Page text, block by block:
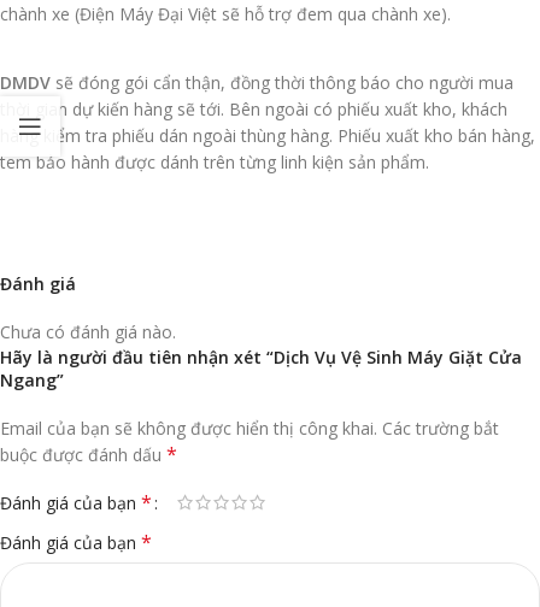
chành xe (Điện Máy Đại Việt sẽ hỗ trợ đem qua chành xe).
DMDV sẽ đóng gói cẩn thận, đồng thời thông báo cho người mua
thời gian dự kiến hàng sẽ tới. Bên ngoài có phiếu xuất kho, khách
hàng kiểm tra phiếu dán ngoài thùng hàng. Phiếu xuất kho bán hàng,
tem bảo hành được dánh trên từng linh kiện sản phẩm.
Đánh giá
Chưa có đánh giá nào.
Hãy là người đầu tiên nhận xét “Dịch Vụ Vệ Sinh Máy Giặt Cửa
Ngang”
Email của bạn sẽ không được hiển thị công khai. Các trường bắt
buộc được đánh dấu *
Đánh giá của bạn *
Đánh giá của bạn *